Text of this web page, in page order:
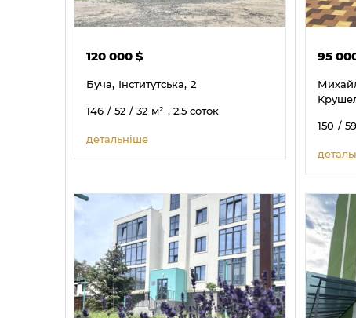
120 000 $
Буча, Інститутська, 2
146 / 52 / 32 м² , 2.5 соток
детальніше
95
150 / 59